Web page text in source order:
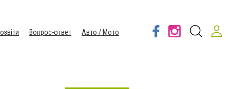
Вопрос-ответ
Авто / Мото